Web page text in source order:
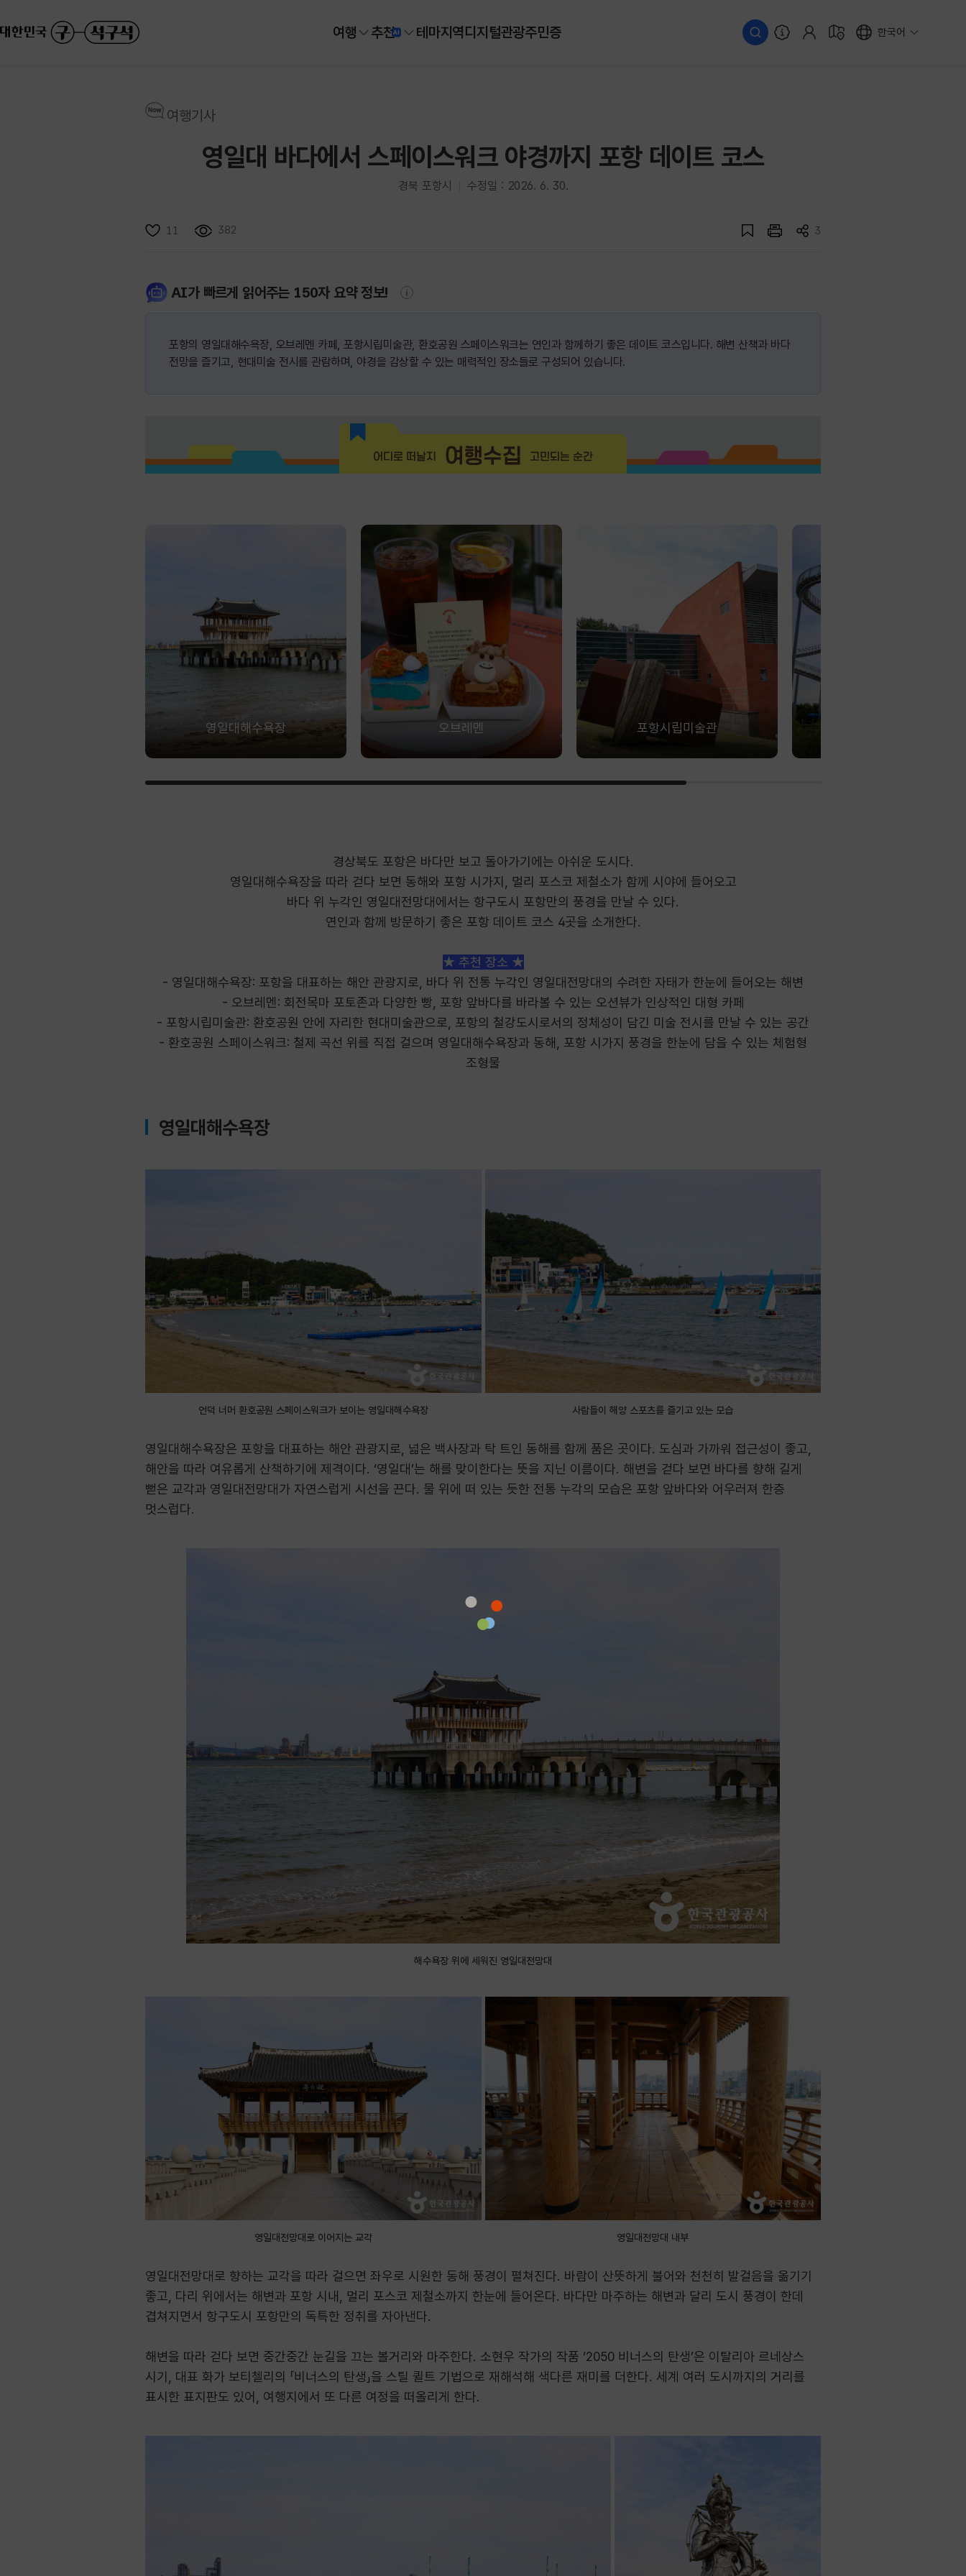
여행 추천 테마지역디지털관광주민증 한국어
여행기사
영일대 바다에서 스페이스워크 야경까지 포항 데이트 코스
경북 포항시 수정일 : 2026. 6. 30.
11 382 3
AI가 빠르게 읽어주는 150자 요약 정보!
포항의 영일대해수욕장, 오브레멘 카페, 포항시립미술관, 환호공원 스페이스워크는 연인과 함께하기 좋은 데이트 코스입니다. 해변 산책과 바다
전망을 즐기고, 현대미술 전시를 관람하며, 야경을 감상할 수 있는 매력적인 장소들로 구성되어 있습니다.
영일대해수욕장 오브레멘 포항시립미술관
경상북도 포항은 바다만 보고 돌아가기에는 아쉬운 도시다.
영일대해수욕장을 따라 걷다 보면 동해와 포항 시가지, 멀리 포스코 제철소가 함께 시야에 들어오고
바다 위 누각인 영일대전망대에서는 항구도시 포항만의 풍경을 만날 수 있다.
연인과 함께 방문하기 좋은 포항 데이트 코스 4곳을 소개한다.
★ 추천 장소 ★
- 영일대해수욕장: 포항을 대표하는 해안 관광지로, 바다 위 전통 누각인 영일대전망대의 수려한 자태가 한눈에 들어오는 해변
- 오브레멘: 회전목마 포토존과 다양한 빵, 포항 앞바다를 바라볼 수 있는 오션뷰가 인상적인 대형 카페
- 포항시립미술관: 환호공원 안에 자리한 현대미술관으로, 포항의 철강도시로서의 정체성이 담긴 미술 전시를 만날 수 있는 공간
- 환호공원 스페이스워크: 철제 곡선 위를 직접 걸으며 영일대해수욕장과 동해, 포항 시가지 풍경을 한눈에 담을 수 있는 체험형
조형물
영일대해수욕장
언덕 너머 환호공원 스페이스워크가 보이는 영일대해수욕장 사람들이 해양 스포츠를 즐기고 있는 모습
영일대해수욕장은 포항을 대표하는 해안 관광지로, 넓은 백사장과 탁 트인 동해를 함께 품은 곳이다. 도심과 가까워 접근성이 좋고,
해안을 따라 여유롭게 산책하기에 제격이다. ‘영일대’는 해를 맞이한다는 뜻을 지닌 이름이다. 해변을 걷다 보면 바다를 향해 길게
뻗은 교각과 영일대전망대가 자연스럽게 시선을 끈다. 물 위에 떠 있는 듯한 전통 누각의 모습은 포항 앞바다와 어우러져 한층
멋스럽다.
해수욕장 위에 세워진 영일대전망대
영일대전망대로 이어지는 교각 영일대전망대 내부
영일대전망대로 향하는 교각을 따라 걸으면 좌우로 시원한 동해 풍경이 펼쳐진다. 바람이 산뜻하게 불어와 천천히 발걸음을 옮기기
좋고, 다리 위에서는 해변과 포항 시내, 멀리 포스코 제철소까지 한눈에 들어온다. 바다만 마주하는 해변과 달리 도시 풍경이 한데
겹쳐지면서 항구도시 포항만의 독특한 정취를 자아낸다.
해변을 따라 걷다 보면 중간중간 눈길을 끄는 볼거리와 마주한다. 소현우 작가의 작품 ‘2050 비너스의 탄생’은 이탈리아 르네상스
시기, 대표 화가 보티첼리의 「비너스의 탄생」을 스틸 퀼트 기법으로 재해석해 색다른 재미를 더한다. 세계 여러 도시까지의 거리를
표시한 표지판도 있어, 여행지에서 또 다른 여정을 떠올리게 한다.